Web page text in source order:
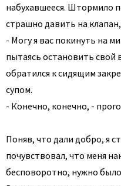
набухавшееся. Штормило
страшно давить на
- Могу я вас покинуть на
пытаясь остановить свой
обратился к сидящим
супом.
- Конечно, конечно, -
Поняв, что дали добро, я
почувствовал, что меня
бесповоротно, нужно